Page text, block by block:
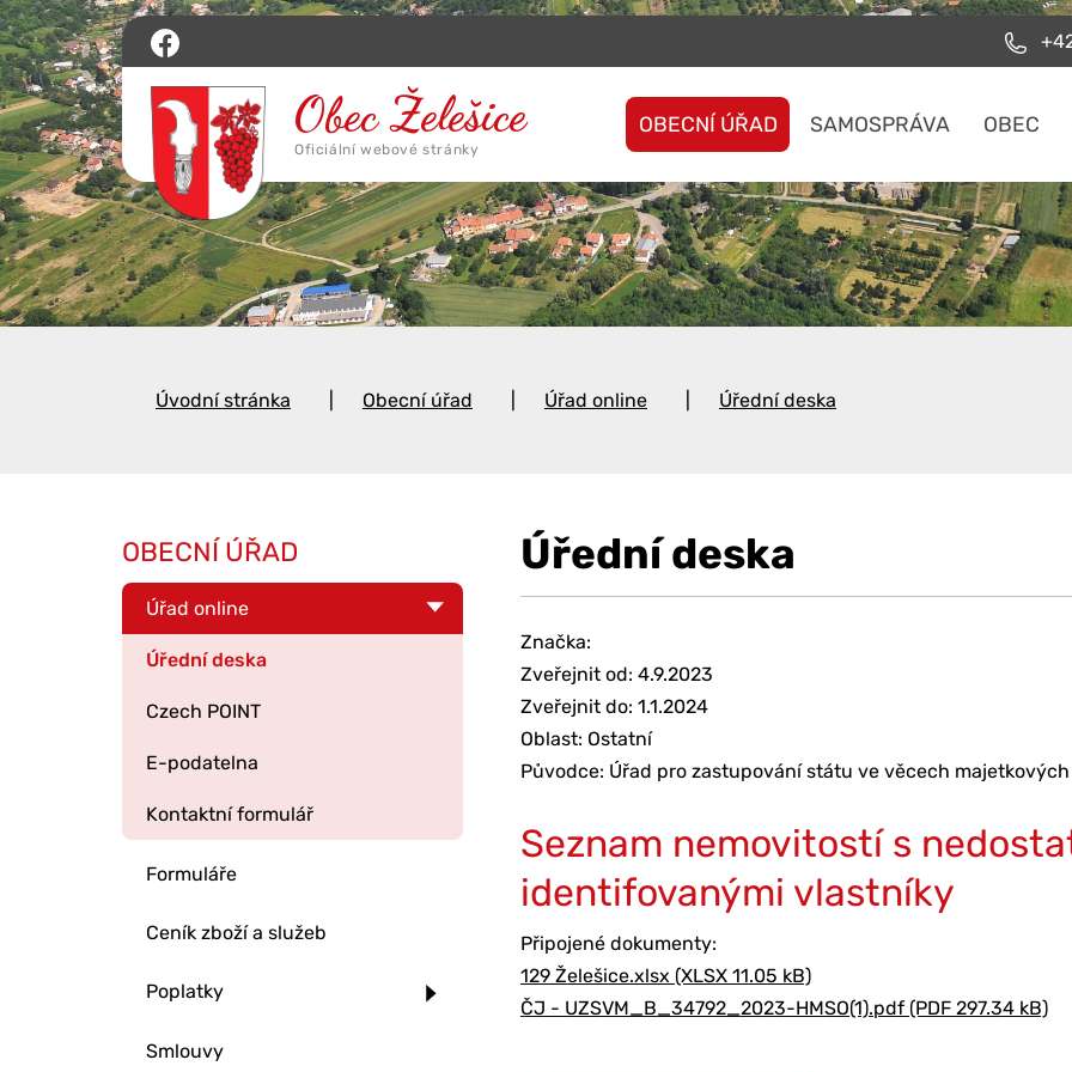
OBECNÍ ÚŘAD SAMOSPRÁVA OBEC
Úvodní stránka Obecní úřad Úřad online Úřední deska
Úřední deska
Značka:
Zveřejnit od: 4.9.2023
Zveřejnit do: 1.1.2024
Oblast: Ostatní
Původce: Úřad pro zastupování státu ve věcech majetkových
Seznam nemovitostí s
identifovanými vlastníky
Připojené dokumenty:
129 Želešice.xlsx (XLSX 11.05 kB)
ČJ - UZSVM_B_34792_2023-HMSO(1).pdf (PDF 297.34 kB)
OBECNÍ ÚŘAD
Úřad online
Úřední deska
Czech POINT
E-podatelna
Kontaktní formulář
Formuláře
Ceník zboží a služeb
Poplatky
Smlouvy